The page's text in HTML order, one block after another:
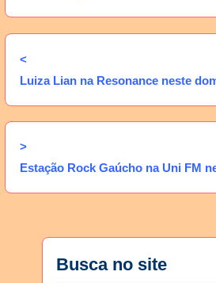
<
Luiza Lian na Resonance neste
>
Estação Rock Gaúcho na Uni FM
Busca no site